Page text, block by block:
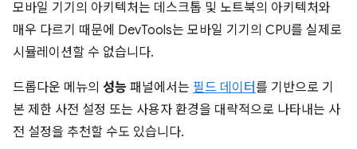
모바일 기기의 아키텍처는 데스크톱 및 노트북의 아키텍처와
매우 다르기 때문에 DevTools는 모바일 기기의 CPU를 실제로
시뮬레이션할 수 없습니다.
드롭다운 메뉴의 성능 패널에서는 필드 데이터를 기반으로 기
본 제한 사전 설정 또는 사용자 환경을 대략적으로 나타내는 사
전 설정을 추천할 수도 있습니다.